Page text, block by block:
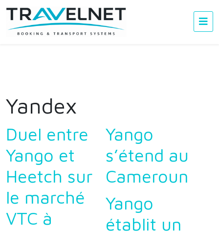
Yandex
Duel entre
Yango et
Heetch sur
le marché
VTC à
Yango
s’étend au
Cameroun
Yango
établit un